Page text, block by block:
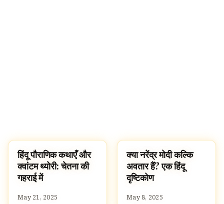
HINDUISM
हिंदू पौराणिक कथाएँ और
क्वांटम थ्योरी: चेतना की
गहराई में
May 21, 2025
HINDUISM
क्या नरेंद्र मोदी कल्कि
अवतार हैं? एक हिंदू
दृष्टिकोण
May 8, 2025